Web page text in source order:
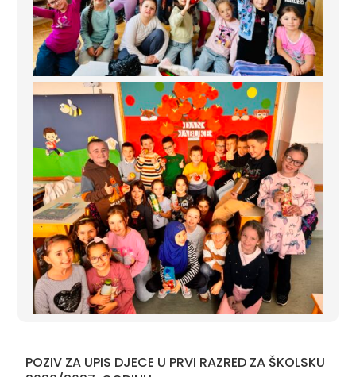
POZIV ZA UPIS DJECE U PRVI RAZRED ZA ŠKOLSKU